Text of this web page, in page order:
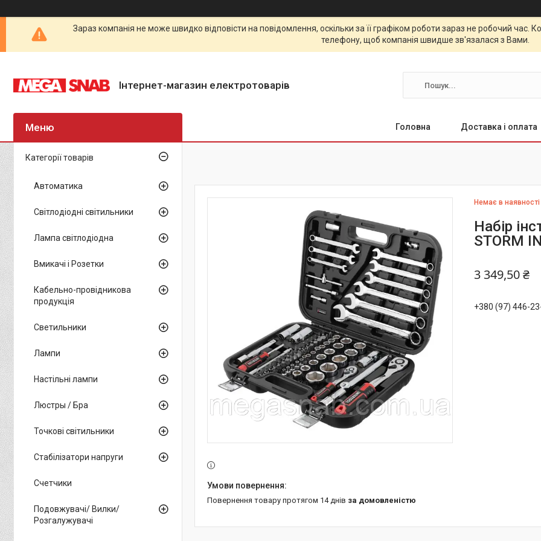
Зараз компанія не може швидко відповісти на повідомлення, оскільки за її графіком роботи зараз не робочий
телефону, щоб компанія швидше зв'язалася з Вами.
Інтернет-магазин електротоварів
Головна Доставка і оплата
Немає в наявності
Набір
STORM
3 349,50 ₴
+380 (97) 446-
повернення товару протягом 14 днів за домовленістю
Категорії товарів
Автоматика
Світлодіодні світильники
Лампа світлодіодна
Вмикачі і Розетки
Кабельно-провідникова
продукція
Светильники
Лампи
Настільні лампи
Люстры / Бра
Точкові світильники
Стабілізатори напруги
Счетчики
Подовжувачі/ Вилки/
Розгалужувачі